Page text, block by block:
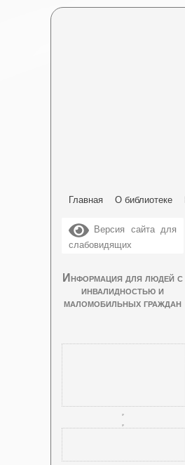
Главная О библиотеке
Версия сайта для
слабовидящих
Информация для людей с
инвалидностью и
маломобильных граждан